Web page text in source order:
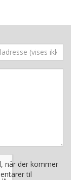
når der kommer
til